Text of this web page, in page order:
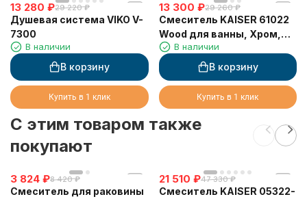
13 280 ₽29 220 ₽
Душевая система VIKO V-
7300
В наличии
В корзину
Купить в 1 клик
13 300 ₽29 260 ₽
Смеситель KAISER 61022
Wood для ванны, Хром,
латунь, дерево (лейка SH-
150)
В наличии
В корзину
Купить в 1 клик
C этим товаром также
покупают
3 824 ₽8 420 ₽
Смеситель для раковины
21 510 ₽47 330 ₽
Смеситель KAISER 05322-